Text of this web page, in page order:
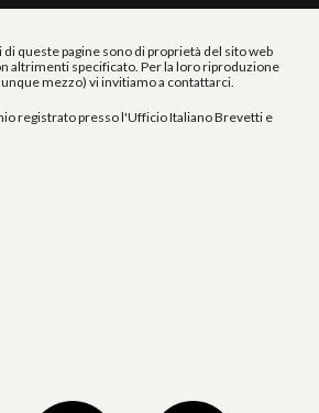
queste pagine sono di proprietà del sito web
altrimenti specificato. Per la loro riproduzione
mezzo) vi invitiamo a contattarci.
registrato presso l'Ufficio Italiano Brevetti e